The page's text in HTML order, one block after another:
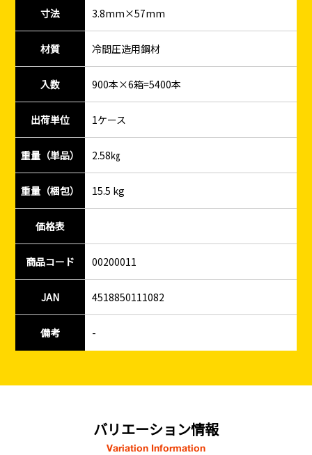
寸法 3.8mm×57mm
材質 冷間圧造用鋼材
入数 900本×6箱=5400本
出荷単位 1ケース
重量（単品） 2.58㎏
重量（梱包） 15.5 kg
価格表
商品コード 00200011
JAN 4518850111082
備考 -
バリエーション情報
Variation Information